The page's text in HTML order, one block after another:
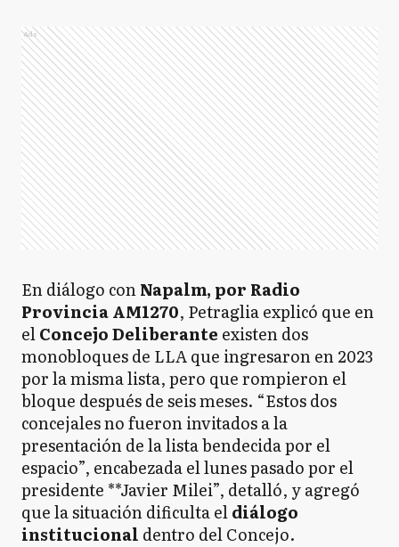
Ads
En diálogo conNapalm, por Radio
Provincia AM1270, Petraglia explicó que en
elConcejo Deliberante existen dos
monobloques de LLA que ingresaron en 2023
por la misma lista, pero que rompieron el
bloque después de seis meses. “Estos dos
concejales no fueron invitados a la
presentación de la lista bendecida por el
espacio”, encabezada el lunes pasado por el
presidente **Javier Milei”, detalló, y agregó
que la situación dificulta eldiálogo
institucional dentro del Concejo.